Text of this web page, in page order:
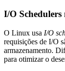
I/O
O Linux usa I/O
requisições de I/O
armazenamento.
para otimizar o